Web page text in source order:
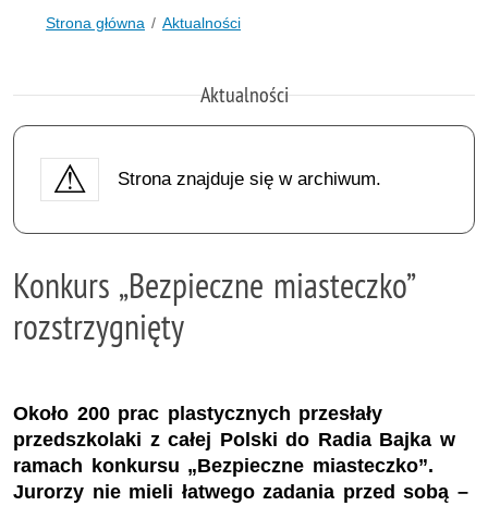
Strona główna Aktualności
Aktualności
Strona znajduje się w archiwum.
Konkurs „Bezpieczne miasteczko”
rozstrzygnięty
Około 200 prac plastycznych przesłały
przedszkolaki z całej Polski do Radia Bajka w
ramach konkursu „Bezpieczne miasteczko”.
Jurorzy nie mieli łatwego zadania przed sobą –